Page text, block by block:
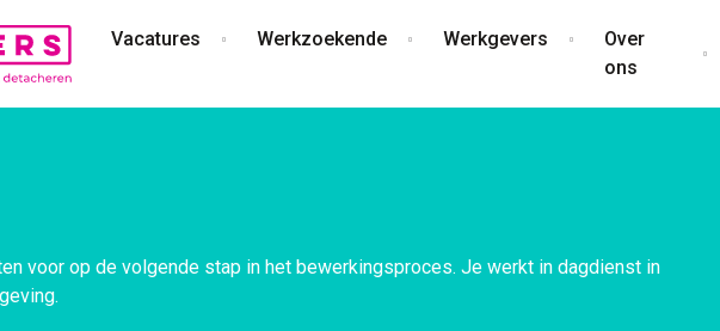
Vacatures Werkzoekende Werkgevers
Over
ons
voor op de volgende stap in het bewerkingsproces. Je werkt in dagdienst in